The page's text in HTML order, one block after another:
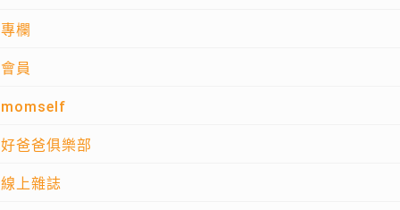
專欄
會員
momself
好爸爸俱樂部
線上雜誌